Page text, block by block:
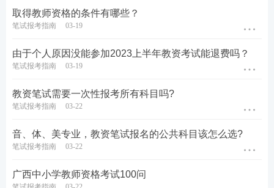
取得教师资格的条件有哪些？
笔试报考指南 03-19
由于个人原因没能参加2023上半年教资考试能退费吗？
笔试报考指南 03-19
教资笔试需要一次性报考所有科目吗?
笔试报考指南 03-22
音、体、美专业，教资笔试报名的公共科目该怎么选?
笔试报考指南 03-22
广西中小学教师资格考试100问